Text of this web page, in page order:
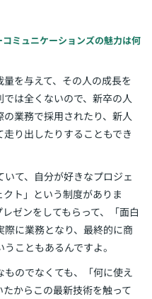
ミュニケーションズの魅力は何
を与えて、その人の成長を
は全くないので、新卒の人
業務で採用されたり、新人
り出したりすることもでき
て、自分が好きなプロジェ
ト」という制度がありま
ゼンをしてもらって、「面白
に業務となり、最終的に商
こともあるんですよ。
のでなくても、「何に使え
からこの最新技術を触って